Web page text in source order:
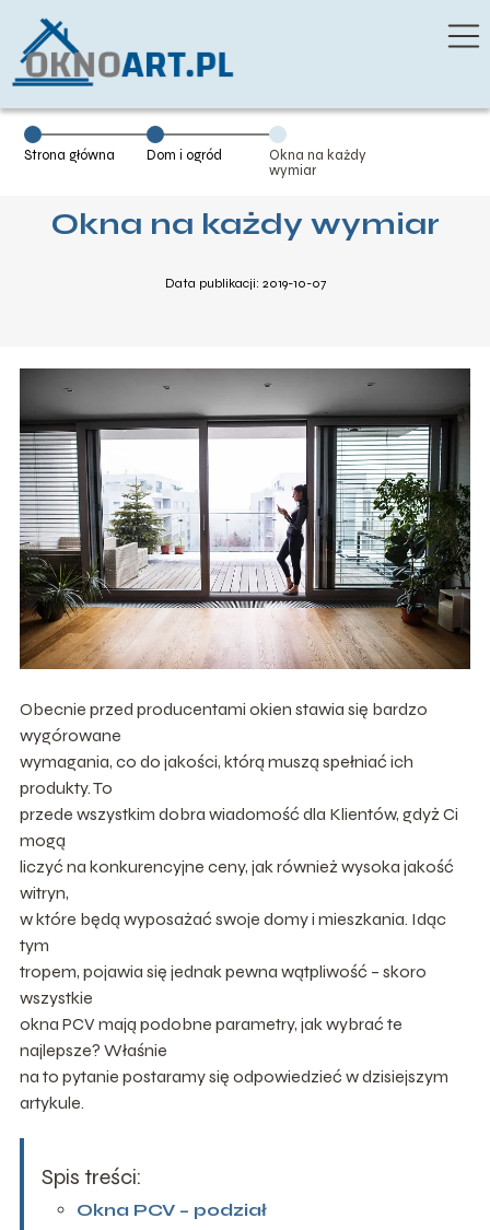
Strona główna Dom i ogród
Okna na każdy
wymiar
Okna na każdy wymiar
Data publikacji: 2019-10-07
Obecnie przed producentami okien stawia się bardzo
wygórowane
wymagania, co do jakości, którą muszą spełniać ich
produkty. To
przede wszystkim dobra wiadomość dla Klientów, gdyż Ci
mogą
liczyć na konkurencyjne ceny, jak również wysoka jakość
witryn,
w które będą wyposażać swoje domy i mieszkania. Idąc
tym
tropem, pojawia się jednak pewna wątpliwość – skoro
wszystkie
okna PCV mają podobne parametry, jak wybrać te
najlepsze? Właśnie
na to pytanie postaramy się odpowiedzieć w dzisiejszym
artykule.
Spis treści:
Okna PCV – podział